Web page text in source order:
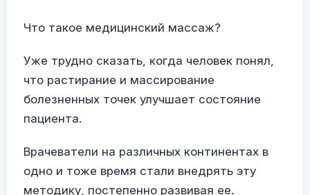
Что такое медицинский массаж?
Уже трудно сказать, когда человек понял,
что растирание и массирование
болезненных точек улучшает состояние
пациента.
Врачеватели на различных континентах в
одно и тоже время стали внедрять эту
методику, постепенно развивая ее.